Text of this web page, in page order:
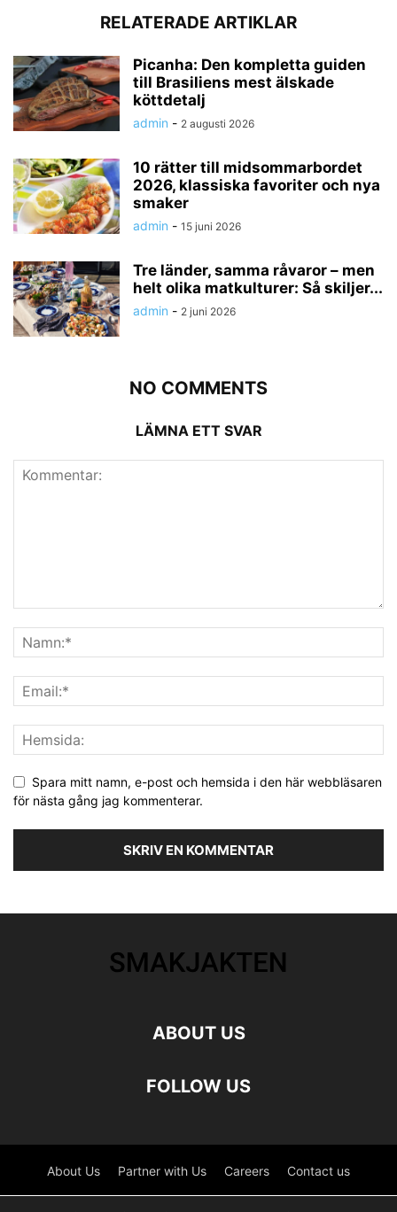
RELATERADE ARTIKLAR
Picanha: Den kompletta guiden
till Brasiliens mest älskade
köttdetalj
admin - 2 augusti 2026
10 rätter till midsommarbordet
2026, klassiska favoriter och nya
smaker
admin - 15 juni 2026
Tre länder, samma råvaror – men
helt olika matkulturer: Så skiljer...
admin - 2 juni 2026
NO COMMENTS
LÄMNA ETT SVAR
Spara mitt namn, e-post och hemsida i den här webbläsaren
för nästa gång jag kommenterar.
ABOUT US
FOLLOW US
About Us Partner with Us Careers Contact us